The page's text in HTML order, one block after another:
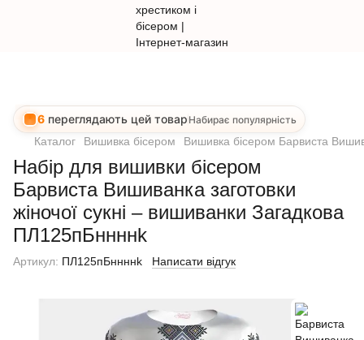
6 переглядають цей товар Набирає популярність
Каталог Вишивка бісером Вишивка бісером Барвиста
Набір для вишивки бісером
Барвиста Вишиванка заготовки
жіночої сукні – вишиванки Загадкова
ПЛ125пБннннk
Артикул: ПЛ125пБннннk Написати відгук